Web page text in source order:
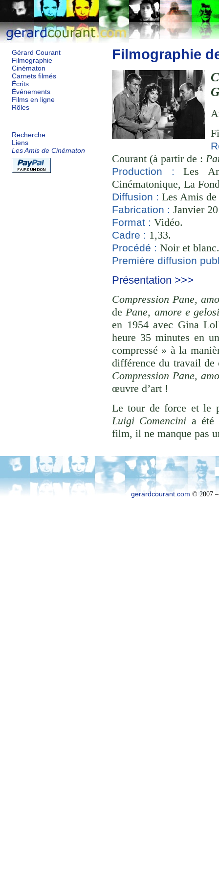
Gérard Courant
Filmographie
Cinématon
Carnets filmés
Écrits
Événements
Films en ligne
Rôles
Recherche
Liens
Les Amis de Cinématon
Filmographie
Courant (à partir de :
Production :
Les
Cinématonique, La
Diffusion : Les Amis
Fabrication : Janvier
Format : Vidéo.
Cadre : 1,33.
Procédé : Noir et
Première diffusion
Présentation >>>
Compression Pane,
dePane, amore e
en 1954 avec Gina
heure 35 minutes en
compressé » à la
différence du travail de
Compression Pane,
œuvre d’art !
Le tour de force et le
Luigi Comencini a été
film, il ne manque pas
gerardcourant.com © 2007